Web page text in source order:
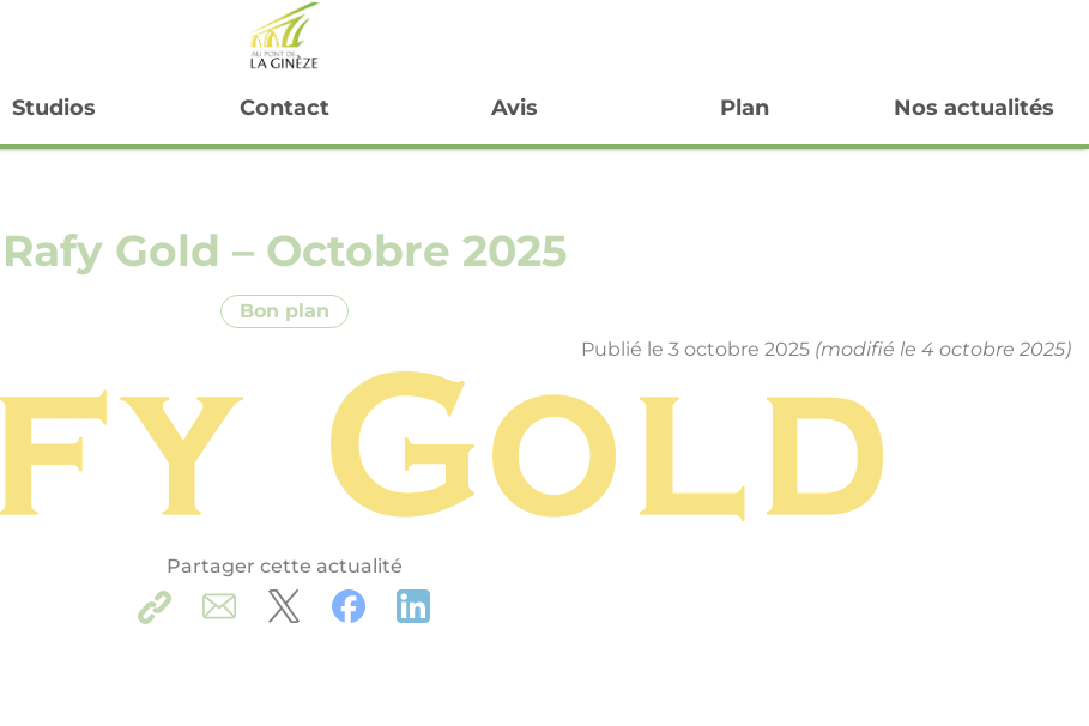
Studios Contact Avis Plan Nos actualités
Rafy Gold – Octobre 2025
Bon plan
Publié le 3 octobre 2025 (modifié le 4 octobre 2025)
Partager cette actualité